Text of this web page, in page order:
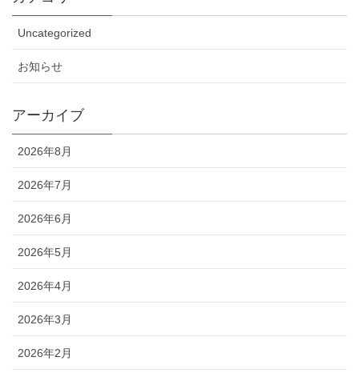
Uncategorized
お知らせ
アーカイブ
2026年8月
2026年7月
2026年6月
2026年5月
2026年4月
2026年3月
2026年2月